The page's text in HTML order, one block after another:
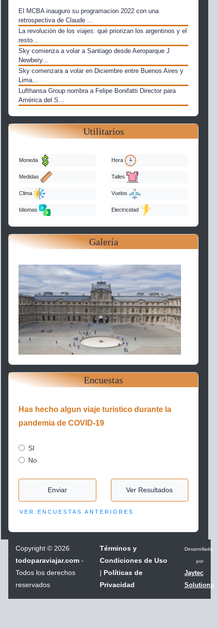
El MCBA inauguro su programacion 2022 con una
retrospectiva de Claude ...
La revolución de los viajes: qué priorizan los argentinos y el
resto...
Sky comienza a volar a Santiago desde Aeroparque J
Newbery...
Sky comenzara a volar en Diciembre entre Buenos Aires y
Lima...
Lufthansa Group nombra a Felipe Bonifatti Director para
América del S...
Utilitarios
Moneda
Medidas
Clima
Idiomas
Hora
Talles
Vuelos
Electricidad
Galería
Encuestas
Has hecho algun viaje turistico durante la
pandemia de COVID-19
SI
No
Enviar Ver Resultados
VER ENCUESTAS ANTERIORES
Copyright © 2026
todoparaviajar.com -
Todos los derechos
reservados
Términos y
Condiciones de Uso
| Políticas de
Privacidad
Desarrollado
por
Jaytec
Solutions